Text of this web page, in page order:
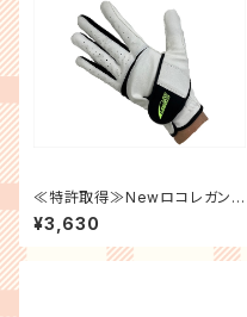
≪特許取得≫Newロコレガンゴ
ルフ用グローブ発売記念特典！
詳細は商品説明欄をご覧くださ
¥3,630